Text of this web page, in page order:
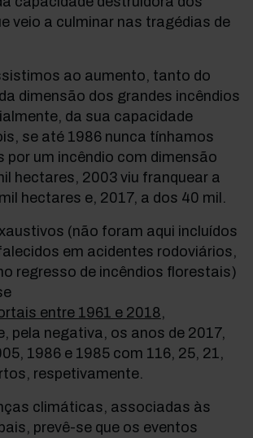
veio a culminar nas tragédias de
ao aumento, tanto do
dimensão dos grandes incêndios
da sua capacidade
se até 1986 nunca tínhamos
por um incêndio com dimensão
hectares, 2003 viu franquear a
hectares e, 2017, a dos 40 mil.
(não foram aqui incluídos
em acidentes rodoviários,
regresso de incêndios florestais)
entre 1961 e 2018,
pela negativa, os anos de 2017,
1986 e 1985 com 116, 25, 21,
respetivamente.
climáticas, associadas às
prevê-se que os eventos